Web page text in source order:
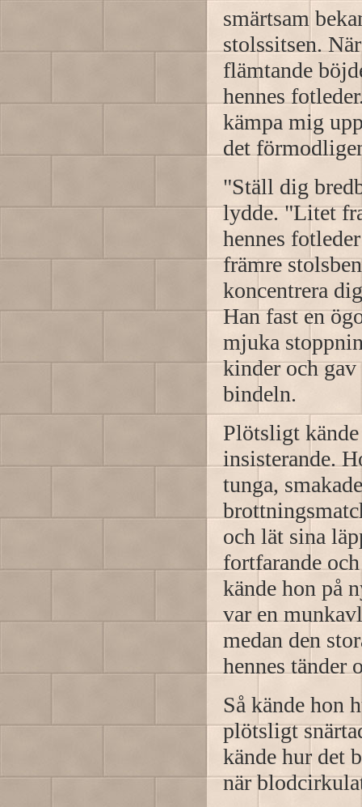
smärtsam
stolssitsen.
flämtande
hennes
kämpa mig
det
"Ställ dig
lydde. "Litet
hennes
främre
koncentrera
Han fast en
mjuka
kinder och
bindeln.
Plötsligt
insisterande.
tunga,
och lät sina
fortfarande
kände hon på
var en
medan den
hennes tänder
Så kände hon
plötsligt
kände hur det
när